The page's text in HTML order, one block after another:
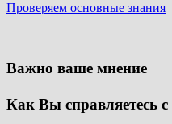
Проверяем основные знания
Важно ваше мнение
Как Вы справляетесь